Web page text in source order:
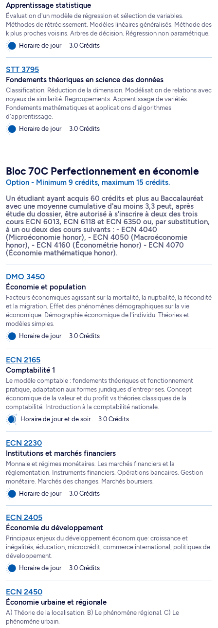
Apprentissage statistique
Évaluation d'un modèle de régression et sélection de variables.
Méthodes de rétrécissement. Modèles linéaires généralisés. Méthode des
k plus proches voisins. Arbres de décision. Régression non paramétrique.
Horaire de jour
3.0 Crédits
STT 3795
Fondements théoriques en science des données
Classification. Réduction de la dimension. Modélisation de relations avec
noyaux de similarité. Regroupements. Apprentissage de variétés.
Fondements mathématiques et applications d'algorithmes
d'apprentissage.
Horaire de jour
3.0 Crédits
Bloc 70C Perfectionnement en économie
Option - Minimum 9 crédits, maximum 15 crédits.
Un étudiant ayant acquis 60 crédits et plus au Baccalauréat
avec une moyenne cumulative d'au moins 3,3 peut, après
étude du dossier, être autorisé à s'inscrire à deux des trois
cours ECN 6013, ECN 6118 et ECN 6350 ou, par substitution,
à un ou deux des cours suivants : - ECN 4040
(Microéconomie honor), - ECN 4050 (Macroéconomie
honor), - ECN 4160 (Économétrie honor) - ECN 4070
(Économie mathématique honor).
DMO 3450
Économie et population
Facteurs économiques agissant sur la mortalité, la nuptialité, la fécondité
et la migration. Effet des phénomènes démographiques sur la vie
économique. Démographie économique de l'individu. Théories et
modèles simples.
Horaire de jour
3.0 Crédits
ECN 2165
Comptabilité 1
Le modèle comptable : fondements théoriques et fonctionnement
pratique, adaptation aux formes juridiques d'entreprises. Concept
économique de la valeur et du profit vs théories classiques de la
comptabilité. Introduction à la comptabilité nationale.
Horaire de jour et de soir
3.0 Crédits
ECN 2230
Institutions et marchés financiers
Monnaie et régimes monétaires. Les marchés financiers et la
réglementation. Instruments financiers. Opérations bancaires. Gestion
monétaire. Marchés des changes. Marchés boursiers.
Horaire de jour
3.0 Crédits
ECN 2405
Économie du développement
Principaux enjeux du développement économique: croissance et
inégalités, éducation, microcrédit, commerce international, politiques de
développement.
Horaire de jour
3.0 Crédits
ECN 2450
Économie urbaine et régionale
A) Théorie de la localisation. B) Le phénomène régional. C) Le
phénomène urbain.